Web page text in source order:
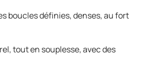
boucles définies, denses, au fort
tout en souplesse, avec des